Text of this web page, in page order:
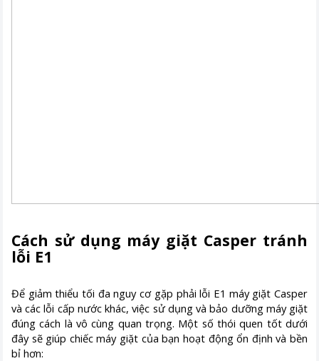
Cách sử dụng máy giặt Casper tránh
lỗi E1
Để giảm thiểu tối đa nguy cơ gặp phải lỗi E1 máy giặt Casper
và các lỗi cấp nước khác, việc sử dụng và bảo dưỡng máy giặt
đúng cách là vô cùng quan trọng. Một số thói quen tốt dưới
đây sẽ giúp chiếc máy giặt của bạn hoạt động ổn định và bền
bỉ hơn: